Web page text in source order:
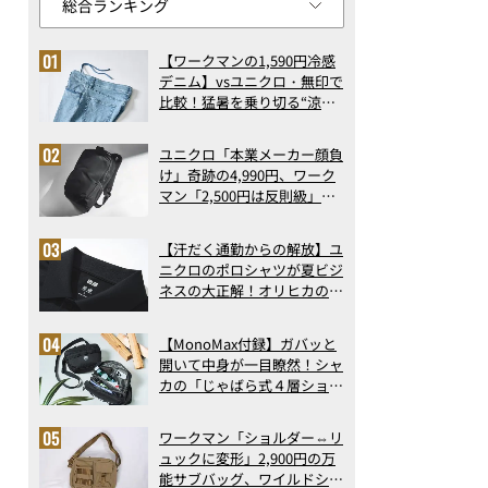
【ワークマンの1,590円冷感
デニム】vsユニクロ・無印で
比較！猛暑を乗り切る“涼感
で決定版
ユニクロ「本業メーカー顔負
け」奇跡の4,990円、ワーク
マン「2,500円は反則級」凄
ト3】（2026年6月版）
【汗だく通勤からの解放】ユ
ニクロのポロシャツが夏ビジ
ネスの大正解！オリヒカの透
アの実力
【MonoMax付録】ガバッと
開いて中身が一目瞭然！シャ
カの「じゃばら式４層ショル
った！
ワークマン「ショルダー⇔リ
ュックに変形」2,900円の万
能サブバッグ、ワイルドシン